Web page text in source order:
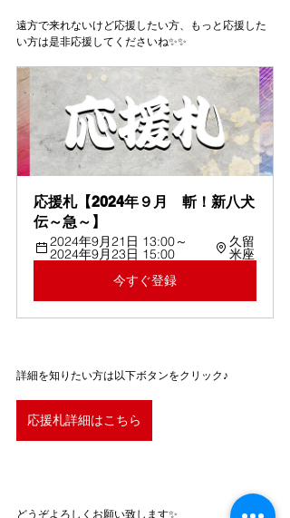
遠方で来れないけど応援したい方、もっと応援した
い方は是非応援してくださいね✨✨
応援札【2024年９月　斬！新八犬
伝～急～】
2024年9月21日 13:00～
2024年9月23日 15:00
久留
米座
今すぐ登録
詳細を知りたい方は以下ボタンをクリック♪
応援札詳細はこちら
どうぞよろしくお願い致します✨